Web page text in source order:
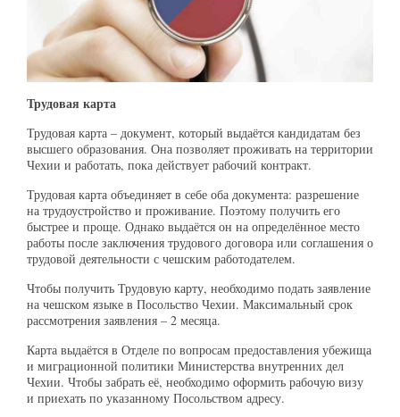
Трудовая карта
Трудовая карта – документ, который выдаётся кандидатам без
высшего образования. Она позволяет проживать на территории
Чехии и работать, пока действует рабочий контракт.
Трудовая карта объединяет в себе оба документа: разрешение
на трудоустройство и проживание. Поэтому получить его
быстрее и проще. Однако выдаётся он на определённое место
работы после заключения трудового договора или соглашения о
трудовой деятельности с чешским работодателем.
Чтобы получить Трудовую карту, необходимо подать заявление
на чешском языке в Посольство Чехии. Максимальный срок
рассмотрения заявления – 2 месяца.
Карта выдаётся в Отделе по вопросам предоставления убежища
и миграционной политики Министерства внутренних дел
Чехии. Чтобы забрать её, необходимо оформить рабочую визу
и приехать по указанному Посольством адресу.